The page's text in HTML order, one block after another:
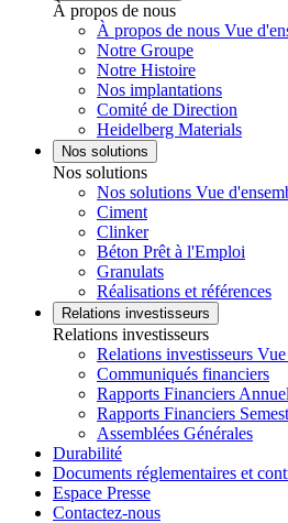
À propos de nous
À propos de nous Vue
Notre Groupe
Notre Histoire
Nos implantations
Comité de Direction
Heidelberg Materials
Nos solutions
Nos solutions
Nos solutions Vue
Ciment
Clinker
Béton Prêt à l'Emploi
Granulats
Réalisations et références
Relations investisseurs
Relations investisseurs
Relations investisseurs
Communiqués financiers
Rapports Financiers
Rapports Financiers
Assemblées Générales
Durabilité
Documents réglementaires et
Espace Presse
Contactez-nous